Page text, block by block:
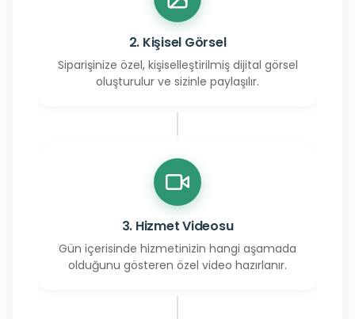
2. Kişisel Görsel
Siparişinize özel, kişiselleştirilmiş dijital görsel
oluşturulur ve sizinle paylaşılır.
3. Hizmet Videosu
Gün içerisinde hizmetinizin hangi aşamada
olduğunu gösteren özel video hazırlanır.